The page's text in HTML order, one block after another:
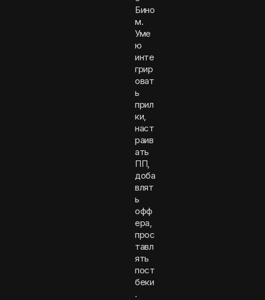
Бино
м.
Уме
ю
инте
грир
оват
ь
прил
ки,
наст
раив
ать
ПП,
доба
влят
ь
офф
ера,
прос
тавл
ять
пост
беки
.